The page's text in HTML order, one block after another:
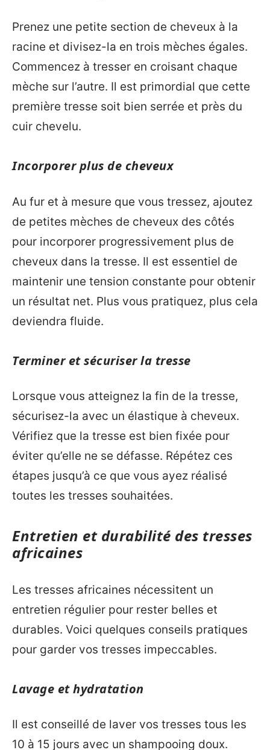
Prenez une petite section de cheveux à la
racine et divisez-la en trois mèches égales.
Commencez à tresser en croisant chaque
mèche sur l’autre. Il est primordial que cette
première tresse soit bien serrée et près du
cuir chevelu.
Incorporer plus de cheveux
Au fur et à mesure que vous tressez, ajoutez
de petites mèches de cheveux des côtés
pour incorporer progressivement plus de
cheveux dans la tresse. Il est essentiel de
maintenir une tension constante pour obtenir
un résultat net. Plus vous pratiquez, plus cela
deviendra fluide.
Terminer et sécuriser la tresse
Lorsque vous atteignez la fin de la tresse,
sécurisez-la avec un élastique à cheveux.
Vérifiez que la tresse est bien fixée pour
éviter qu’elle ne se défasse. Répétez ces
étapes jusqu’à ce que vous ayez réalisé
toutes les tresses souhaitées.
Entretien et durabilité des tresses
africaines
Les tresses africaines nécessitent un
entretien régulier pour rester belles et
durables. Voici quelques conseils pratiques
pour garder vos tresses impeccables.
Lavage et hydratation
Il est conseillé de laver vos tresses tous les
10 à 15 jours avec un shampooing doux.